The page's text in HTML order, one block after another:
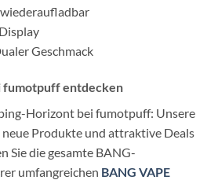
Geschmack
fumotpuff entdecken
Horizont bei fumotpuff: Unsere
Produkte und attraktive Deals
Sie die gesamte BANG-
umfangreichen BANG VAPE